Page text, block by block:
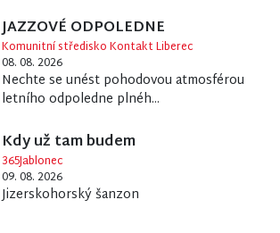
JAZZOVÉ ODPOLEDNE
Komunitní středisko Kontakt Liberec
08. 08. 2026
Nechte se unést pohodovou atmosférou
letního odpoledne plnéh...
Kdy už tam budem
365Jablonec
09. 08. 2026
Jizerskohorský šanzon